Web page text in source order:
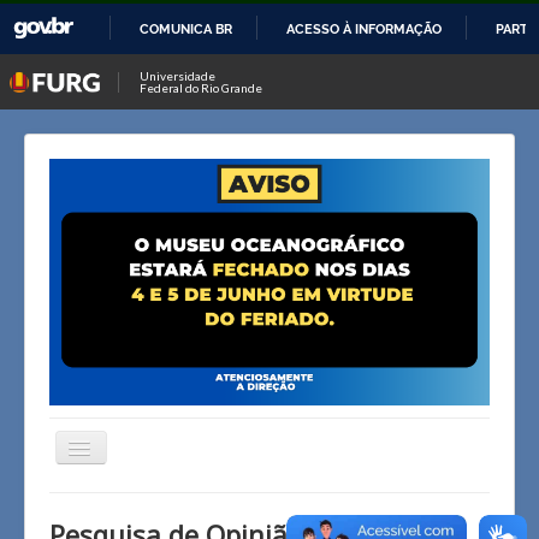
O
CONTEÚDO
COMUNICA BR ACESSO À INFORMAÇÃO
Universidade
Federal do Rio Grande
Alternar